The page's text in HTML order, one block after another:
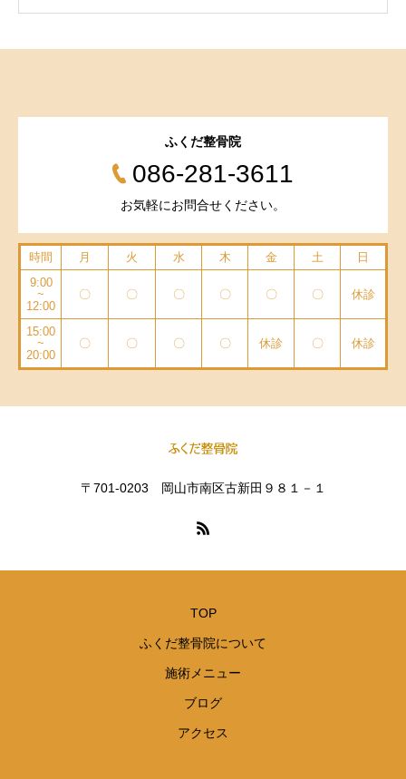
ふくだ整骨院
086-281-3611
お気軽にお問合せください。
時間 月 火 水 木 金 土
日
9:00
~
12:00
〇 〇 〇 〇 〇 〇 休診
15:00
~
20:00
〇 〇 〇 〇 休診 〇 休診
〒701-0203 岡山市南区古新田９８１－１
TOP
ふくだ整骨院について
施術メニュー
ブログ
アクセス